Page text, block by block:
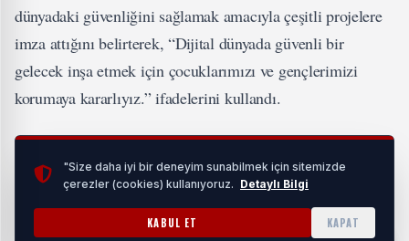
dünyadaki güvenliğini sağlamak amacıyla çeşitli projelere
imza attığını belirterek, “Dijital dünyada güvenli bir
gelecek inşa etmek için çocuklarımızı ve gençlerimizi
korumaya kararlıyız.” ifadelerini kullandı.
Dijital zorbalığın çocukların ve gençlerin sosyal, duygusal
ve fiziksel sağlığı üzerinde yıkıcı etkiler yarattığını
vurgulayan Bakan Uraloğlu, “Dijital şiddet yalnızca
bireyleri değil, toplumsal huzuru da tehdit ediyor. Siber
"Size daha iyi bir deneyim sunabilmek için sitemizde
çerezler (cookies) kullanıyoruz. Detaylı Bilgi
KABUL ET KAPAT